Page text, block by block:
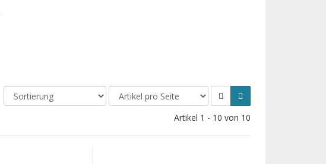
Artikel 1 - 10 von 10